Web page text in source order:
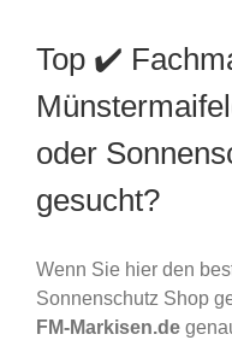
Top ✔️
oder
gesucht?
Wenn Sie hier den
Sonnenschutz Shop
FM-Markisen.de